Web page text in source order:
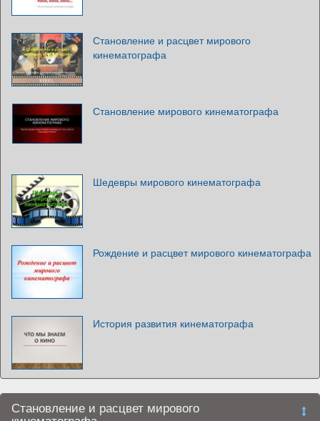
Становление и расцвет мирового
кинематографа
Становление мирового кинематографа
Шедевры мирового кинематографа
Рождение и расцвет мирового кинематографа
История развития кинематографа
Становление и расцвет мирового